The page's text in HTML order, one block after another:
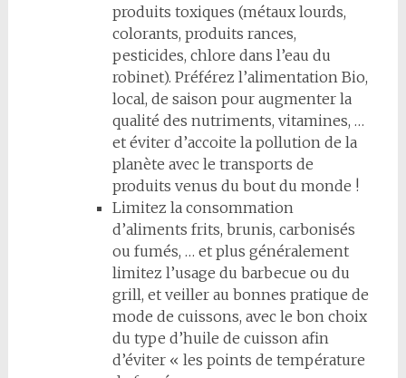
produits toxiques (métaux lourds,
colorants, produits rances,
pesticides, chlore dans l’eau du
robinet). Préférez l’alimentation Bio,
local, de saison pour augmenter la
qualité des nutriments, vitamines, …
et éviter d’accoite la pollution de la
planète avec le transports de
produits venus du bout du monde !
Limitez la consommation
d’aliments frits, brunis, carbonisés
ou fumés, … et plus généralement
limitez l’usage du barbecue ou du
grill, et veiller au bonnes pratique de
mode de cuissons, avec le bon choix
du type d’huile de cuisson afin
d’éviter « les points de température